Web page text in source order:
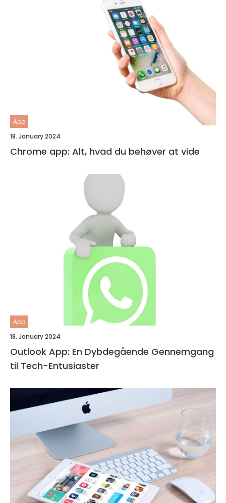
App
18. January 2024
Chrome app: Alt, hvad du behøver at vide
App
18. January 2024
Outlook App: En Dybdegående Gennemgang
til Tech-Entusiaster